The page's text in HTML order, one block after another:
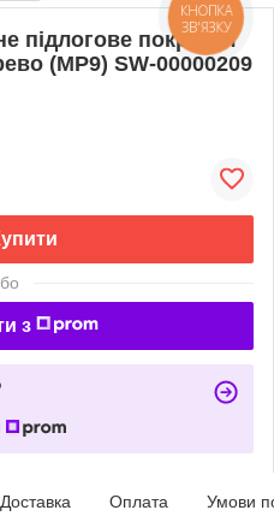
підлогове покриття
(МР9) SW-00000209
з
Доставка Оплата Умови
КНОПКА
ЗВ'ЯЗКУ